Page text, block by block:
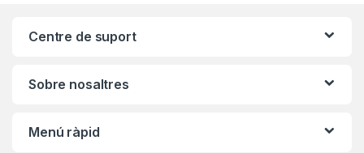
Centre de suport
Sobre nosaltres
Menú ràpid